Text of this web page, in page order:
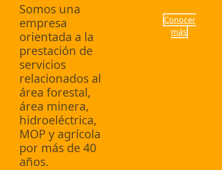
Somos una
empresa
orientada a la
prestación de
servicios
relacionados al
área forestal,
área minera,
hidroeléctrica,
MOP y agrícola
por más de 40
años.
Conocer
más